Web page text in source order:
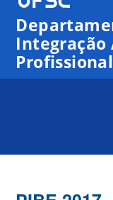
Integração
Profissional